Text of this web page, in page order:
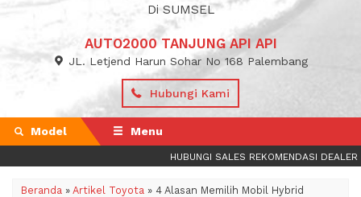
Di SUMSEL
AUTO2000 TANJUNG API API
JL. Letjend Harun Sohar No 168 Palembang
Hubungi Kami
Model Menu
HUBUNGI SALES REKOMENDASI DEALER
Beranda » Artikel Toyota » 4 Alasan Memilih Mobil Hybrid